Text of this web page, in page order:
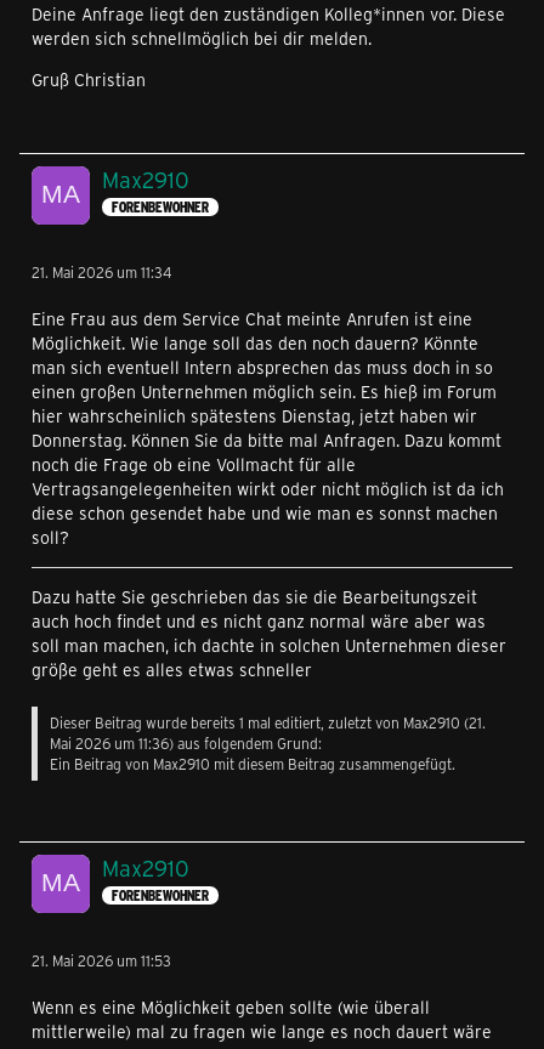
Deine Anfrage liegt den zuständigen Kolleg*innen vor. Diese
werden sich schnellmöglich bei dir melden.
Gruß Christian
Max2910
FORENBEWOHNER
21. Mai 2026 um 11:34
Eine Frau aus dem Service Chat meinte Anrufen ist eine
Möglichkeit. Wie lange soll das den noch dauern? Könnte
man sich eventuell Intern absprechen das muss doch in so
einen großen Unternehmen möglich sein. Es hieß im Forum
hier wahrscheinlich spätestens Dienstag, jetzt haben wir
Donnerstag. Können Sie da bitte mal Anfragen. Dazu kommt
noch die Frage ob eine Vollmacht für alle
Vertragsangelegenheiten wirkt oder nicht möglich ist da ich
diese schon gesendet habe und wie man es sonnst machen
soll?
Dazu hatte Sie geschrieben das sie die Bearbeitungszeit
auch hoch findet und es nicht ganz normal wäre aber was
soll man machen, ich dachte in solchen Unternehmen dieser
größe geht es alles etwas schneller
Dieser Beitrag wurde bereits 1 mal editiert, zuletzt von Max2910 (21.
Mai 2026 um 11:36) aus folgendem Grund:
Ein Beitrag von Max2910 mit diesem Beitrag zusammengefügt.
Max2910
FORENBEWOHNER
21. Mai 2026 um 11:53
Wenn es eine Möglichkeit geben sollte (wie überall
mittlerweile) mal zu fragen wie lange es noch dauert wäre